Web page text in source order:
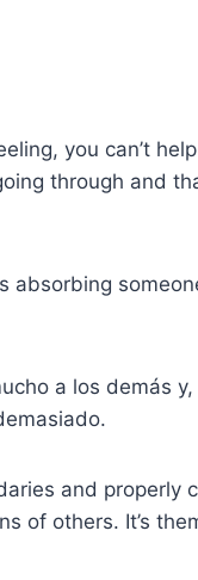
you can’t
through and
a los demás
and
of others. It’s